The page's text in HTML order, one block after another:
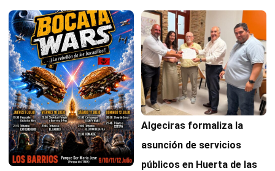
Algeciras formaliza la
asunción de servicios
públicos en Huerta de las